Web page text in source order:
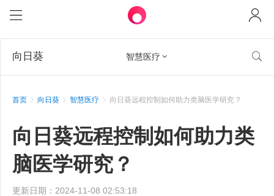
向日葵 智慧医疗  
首页 向日葵 智慧医疗 向日葵远程控制如何助力类脑医学研究？
向日葵远程控制如何助力类
脑医学研究？
更新日期：2024-11-08 02:53:18